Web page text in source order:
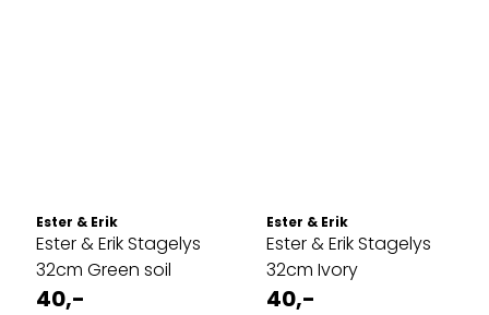
Ester & Erik
Ester & Erik Stagelys
32cm Green soil
40,-
Ester & Erik
Ester & Erik Stagelys
32cm Ivory
40,-